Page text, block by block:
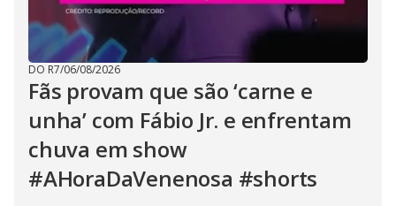
DO R7/06/08/2026
Fãs provam que são ‘carne e
unha’ com Fábio Jr. e enfrentam
chuva em show
#AHoraDaVenenosa #shorts